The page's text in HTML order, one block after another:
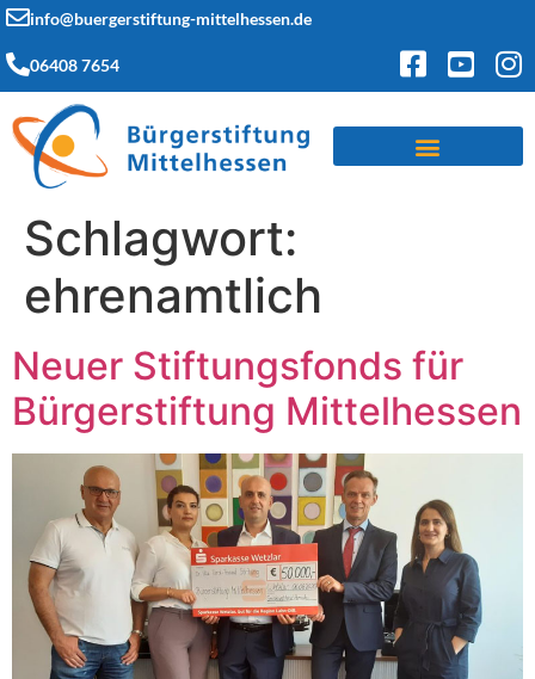
info@buergerstiftung-mittelhessen.de
06408 7654
Schlagwort:
ehrenamtlich
Neuer Stiftungsfonds für
Bürgerstiftung Mittelhessen